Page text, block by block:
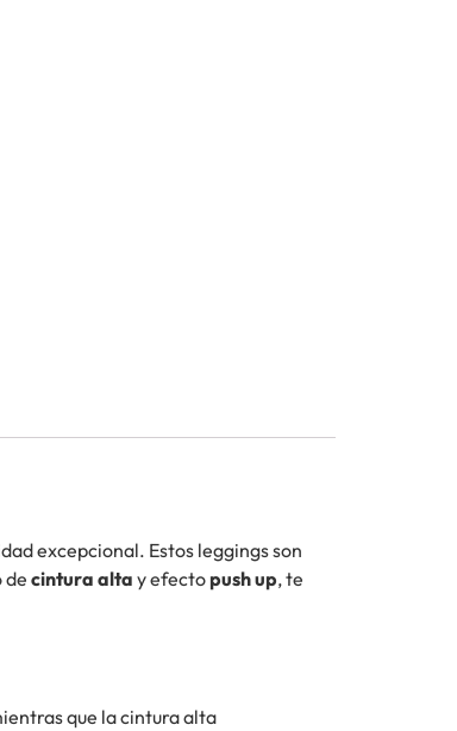
excepcional. Estos leggings son
de cintura alta y efectopush up, te
que la cintura alta